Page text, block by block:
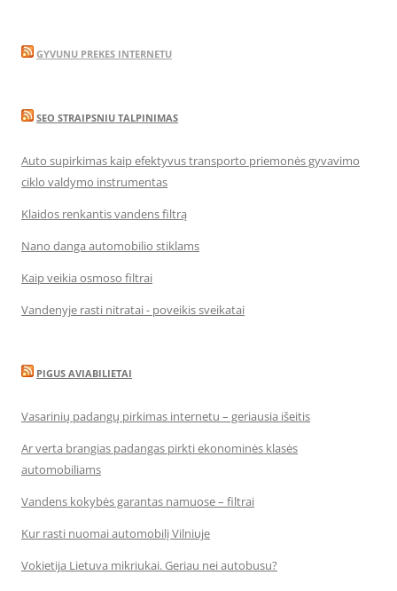
GYVUNU PREKES INTERNETU
SEO STRAIPSNIU TALPINIMAS
Auto supirkimas kaip efektyvus transporto priemonės gyvavimo
ciklo valdymo instrumentas
Klaidos renkantis vandens filtrą
Nano danga automobilio stiklams
Kaip veikia osmoso filtrai
Vandenyje rasti nitratai - poveikis sveikatai
PIGUS AVIABILIETAI
Vasarinių padangų pirkimas internetu – geriausia išeitis
Ar verta brangias padangas pirkti ekonominės klasės
automobiliams
Vandens kokybės garantas namuose – filtrai
Kur rasti nuomai automobilį Vilniuje
Vokietija Lietuva mikriukai. Geriau nei autobusu?